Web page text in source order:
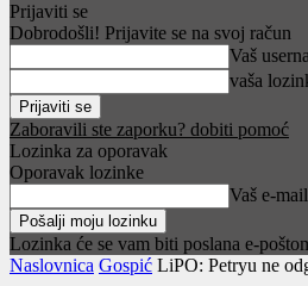
Prijaviti se
Dobrodošli! Prijavite se na svoj račun
Vaš
vaša
Zaboravili ste zaporku? dobiti pomoć
Lozinka za oporavak
Oporavak lozinke
Vaš e-mail
Lozinka će se vam biti poslana e-
Naslovnica Gospić LiPO: Petryu ne